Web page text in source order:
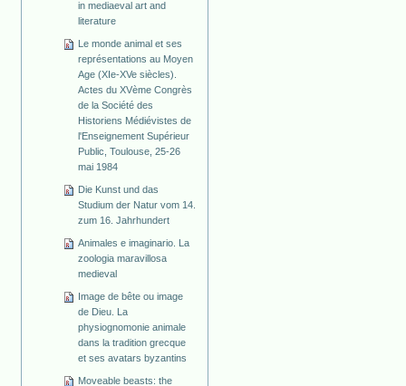
in mediaeval art and
literature
Le monde animal et ses
représentations au Moyen
Age (XIe-XVe siècles).
Actes du XVème Congrès
de la Société des
Historiens Médiévistes de
l'Enseignement Supérieur
Public, Toulouse, 25-26
mai 1984
Die Kunst und das
Studium der Natur vom 14.
zum 16. Jahrhundert
Animales e imaginario. La
zoologia maravillosa
medieval
Image de bête ou image
de Dieu. La
physiognomonie animale
dans la tradition grecque
et ses avatars byzantins
Moveable beasts: the